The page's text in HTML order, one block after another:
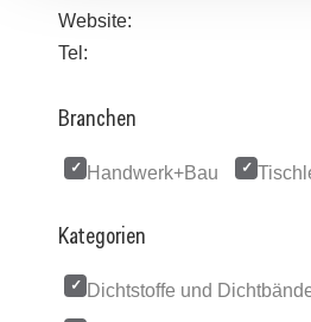
Website:
Tel:
Branchen
Handwerk+Bau
Kategorien
Dichtstoffe und